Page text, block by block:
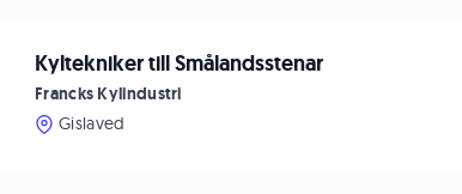
Kyltekniker till Smålandsstenar
Francks Kylindustri
Gislaved